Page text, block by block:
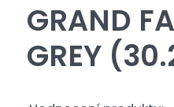
GRAND
GREY